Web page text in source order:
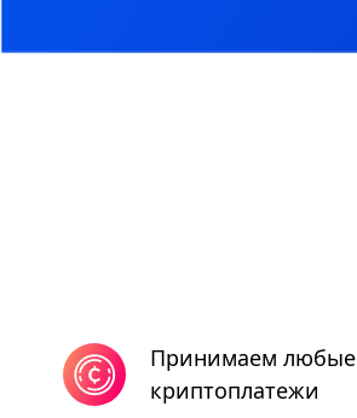
Принимаем любые
криптоплатежи